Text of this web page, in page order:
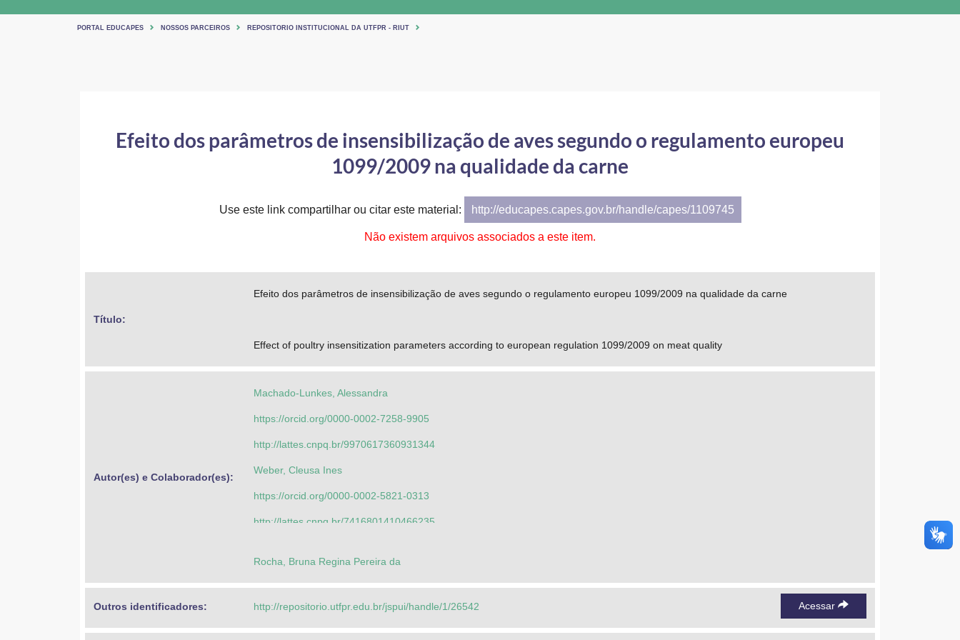
PORTAL EDUCAPES NOSSOS PARCEIROS REPOSITORIO INSTITUCIONAL DA UTFPR - RIUT
Efeito dos parâmetros de insensibilização de aves segundo o regulamento europeu
1099/2009 na qualidade da carne
Use este link compartilhar ou citar este material: http://educapes.capes.gov.br/handle/capes/1109745
Não existem arquivos associados a este item.
Título:
Efeito dos parâmetros de insensibilização de aves segundo o regulamento europeu 1099/2009 na qualidade da carne
Effect of poultry insensitization parameters according to european regulation 1099/2009 on meat quality
Autor(es) e Colaborador(es):
Machado-Lunkes, Alessandra
https://orcid.org/0000-0002-7258-9905
http://lattes.cnpq.br/9970617360931344
Weber, Cleusa Ines
https://orcid.org/0000-0002-5821-0313
http://lattes.cnpq.br/7416801410466235
Rocha, Bruna Regina Pereira da
Outros identificadores: http://repositorio.utfpr.edu.br/jspui/handle/1/26542 Acessar